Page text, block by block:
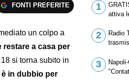
FONTI PREFERITE
un colpo a
restare a casa per
si torna subito in
in dubbio per
1
attiva
2
Radio
3